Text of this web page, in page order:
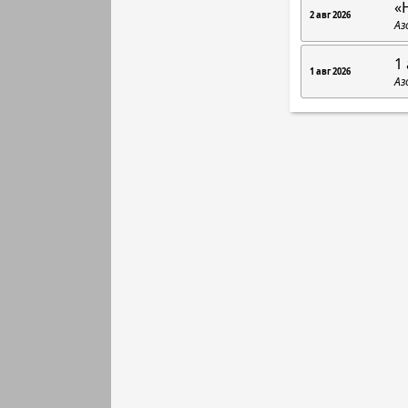
2 авг 2026
1 авг 2026 1